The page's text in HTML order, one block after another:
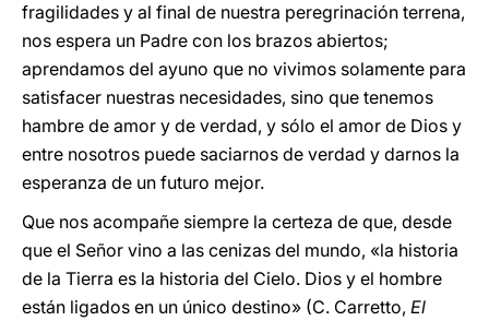
fragilidades y al final de nuestra peregrinación terrena,
nos espera un Padre con los brazos abiertos;
aprendamos del ayuno que no vivimos solamente para
satisfacer nuestras necesidades, sino que tenemos
hambre de amor y de verdad, y sólo el amor de Dios y
entre nosotros puede saciarnos de verdad y darnos la
esperanza de un futuro mejor.
Que nos acompañe siempre la certeza de que, desde
que el Señor vino a las cenizas del mundo, «la historia
de la Tierra es la historia del Cielo. Dios y el hombre
están ligados en un único destino» (C. Carretto, El